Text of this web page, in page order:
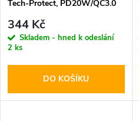
Tech-Protect, PD20W/QC3.0
344 Kč
Skladem - hned k odeslání
2 ks
DO KOŠÍKU